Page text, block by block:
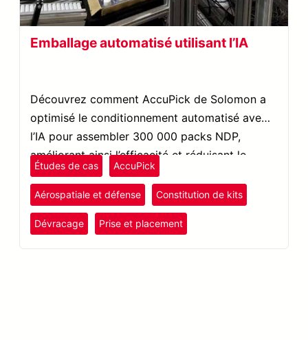
Emballage automatisé utilisant l’IA
Découvrez comment AccuPick de Solomon a
optimisé le conditionnement automatisé avec
l’IA pour assembler 300 000 packs NDP,
améliorant ainsi l’efficacité et réduisant le
travail de 50 %.
Études de cas AccuPick
Aérospatiale et défense Constitution de kits
Dévracage Prise et placement